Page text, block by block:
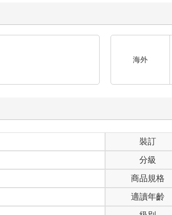
海外
裝訂
分級
商品規格
適讀年齡